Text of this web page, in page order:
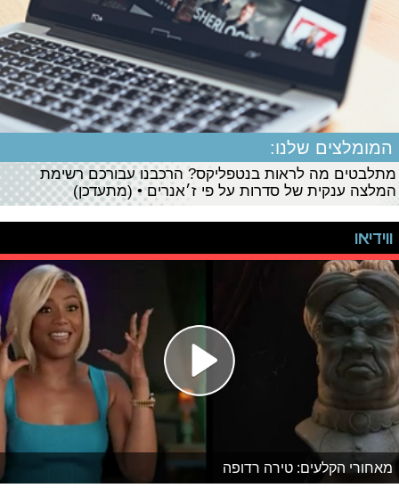
המומלצים שלנו:
מתלבטים מה לראות בנטפליקס? הרכבנו עבורכם רשימת
המלצה ענקית של סדרות על פי ז׳אנרים • (מתעדכן)
ווידיאו
מאחורי הקלעים: טירה רדופה